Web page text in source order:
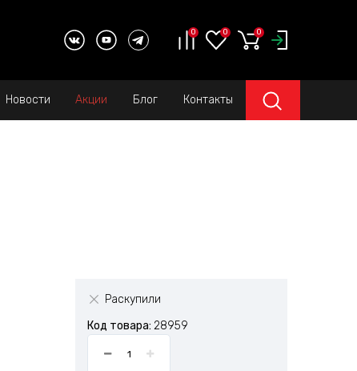
0 0 0
Новости Акции Блог Контакты
Раскупили
Код товара: 28959